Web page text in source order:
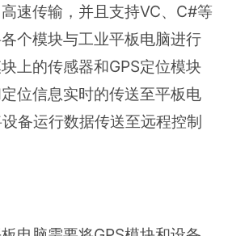
速传输，并且支持VC、C#等
个模块与工业平板电脑进行
上的传感器和GPS定位模块
位信息实时的传送至平板电
备运行数据传送至远程控制